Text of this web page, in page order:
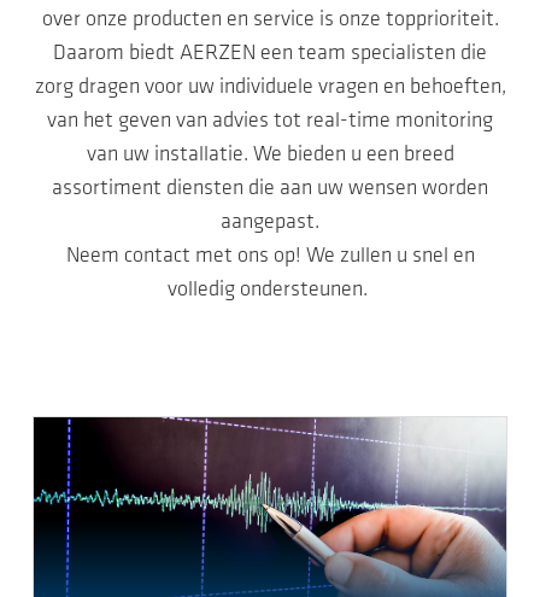
over onze producten en service is onze topprioriteit.
Daarom biedt AERZEN een team specialisten die
zorg dragen voor uw individuele vragen en behoeften,
van het geven van advies tot real-time monitoring
van uw installatie. We bieden u een breed
assortiment diensten die aan uw wensen worden
aangepast.
Neem contact met ons op! We zullen u snel en
volledig ondersteunen.